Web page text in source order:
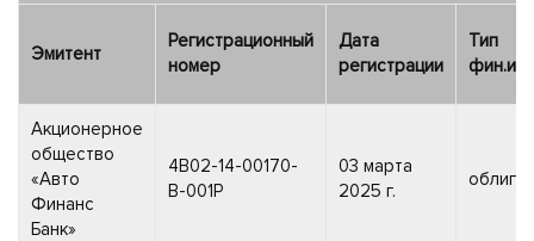
Эмитент
Регистрационный
номер
Дата
регистрации
Тип
Акционерное
общество
«Авто
Финанс
Банк»
4B02-14-00170-
B-001P
03 марта
2025 г.